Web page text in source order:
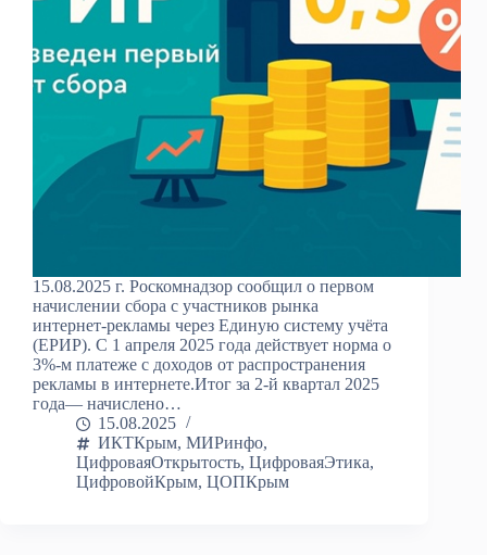
15.08.2025 г. Роскомнадзор сообщил о первом
начислении сбора с участников рынка
интернет-рекламы через Единую систему учёта
(ЕРИР). С 1 апреля 2025 года действует норма о
3%-м платеже с доходов от распространения
рекламы в интернете.Итог за 2-й квартал 2025
года— начислено…
15.08.2025
ИКТКрым, МИРинфо,
ЦифроваяОткрытость, ЦифроваяЭтика,
ЦифровойКрым, ЦОПКрым